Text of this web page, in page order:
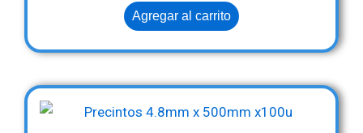
Agregar al carrito